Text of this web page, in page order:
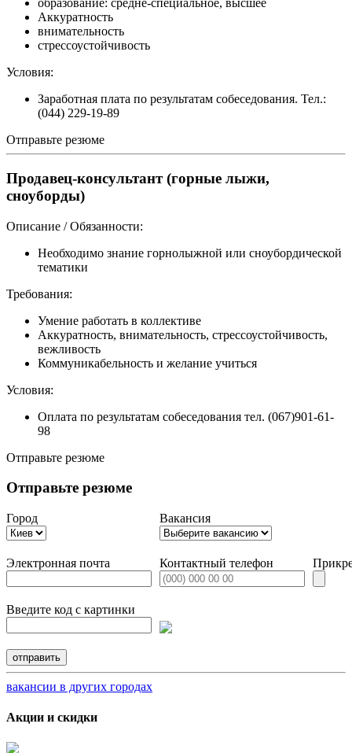
образование: средне-специальное, высшее
Аккуратность
внимательность
стрессоустойчивость
Условия:
Заработная плата по результатам собеседования. Тел.:
(044) 229-19-89
Отправьте резюме
Продавец-консультант (горные лыжи,
сноуборды)
Описание / Обязанности:
Необходимо знание горнолыжной или сноубордической
тематики
Требования:
Умение работать в коллективе
Аккуратность, внимательность, стрессоустойчивость,
вежливость
Коммуникабельность и желание учиться
Условия:
Оплата по результатам собеседования тел. (067)901-61-
98
Отправьте резюме
Отправьте резюме
Город Вакансия
Электронная почта Контактный телефон
Введите код с картинки
вакансии в других городах
Акции и скидки